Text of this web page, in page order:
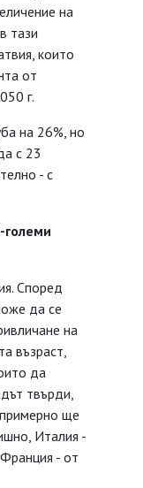
на
тази
които
от
г.
на 26%, но
с 23
- с
Според
да се
на
възраст,
да
твърди,
ще
Италия -
- от